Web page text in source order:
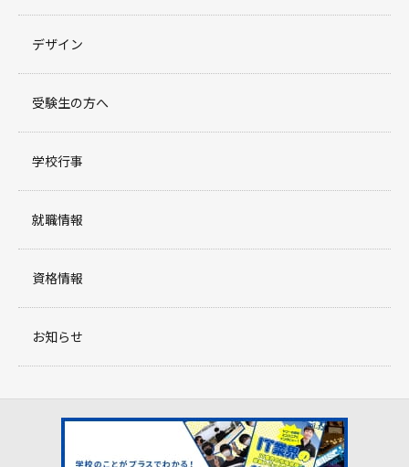
デザイン
受験生の方へ
学校行事
就職情報
資格情報
お知らせ